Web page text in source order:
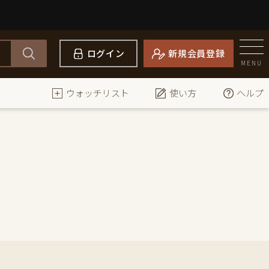
ログイン 新規会員登録
MENU
ウォッチリスト 使い方 ヘルプ